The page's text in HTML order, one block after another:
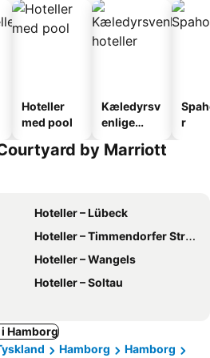
Hoteller
med pool
Kæledyrsv
enlige
r
by Marriott
Hoteller – Lübeck
Hoteller – Timmendorfer Strand
Hoteller – Wangels
Hoteller – Soltau
Hamborg
Hamborg
Hamborg